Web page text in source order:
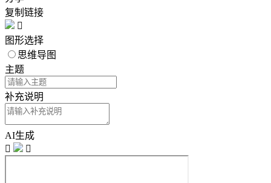
复制链接

图形选择
思维导图
主题
补充说明
AI生成

